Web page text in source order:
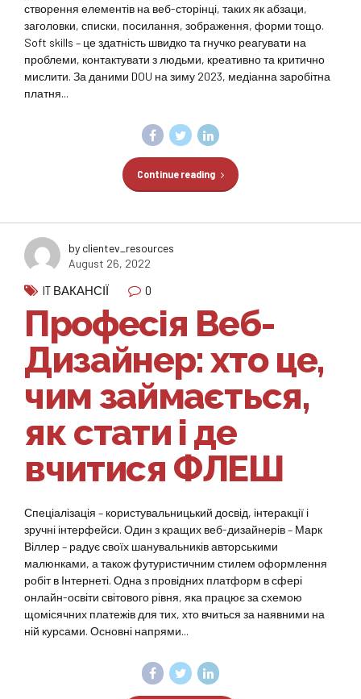
створення елементів на веб-сторінці, таких як абзаци,
заголовки, списки, посилання, зображення, форми тощо.
Soft skills – це здатність швидко та гнучко реагувати на
проблеми, контактувати з людьми, креативно та критично
мислити. За даними DOU на зиму 2023, медіанна заробітна
платня...
Continue reading
by clientev_resources
August 26, 2022
IT ВАКАНСІЇ 0
Професія Веб-
Дизайнер: хто це,
чим займається,
як стати і де
вчитися ФЛЕШ
Спеціалізація – користувальницький досвід, інтеракції і
зручні інтерфейси. Один з кращих веб-дизайнерів – Марк
Віллер – радує своїх шанувальників авторськими
малюнками, а також футуристичним стилем оформлення
робіт в Інтернеті. Одна з провідних платформ в сфері
онлайн-освіти світового рівня, яка працює за схемою
щомісячних платежів для тих, хто вчиться за наявними на
ній курсами. Основні напрями...